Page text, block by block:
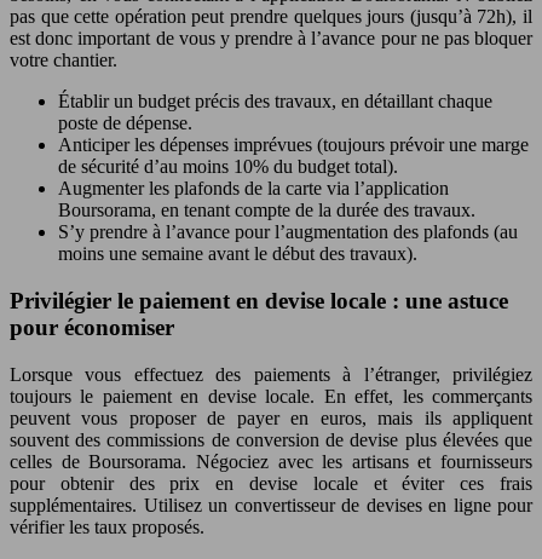
pas que cette opération peut prendre quelques jours (jusqu’à 72h), il
est donc important de vous y prendre à l’avance pour ne pas bloquer
votre chantier.
Établir un budget précis des travaux, en détaillant chaque
poste de dépense.
Anticiper les dépenses imprévues (toujours prévoir une marge
de sécurité d’au moins 10% du budget total).
Augmenter les plafonds de la carte via l’application
Boursorama, en tenant compte de la durée des travaux.
S’y prendre à l’avance pour l’augmentation des plafonds (au
moins une semaine avant le début des travaux).
Privilégier le paiement en devise locale : une astuce
pour économiser
Lorsque vous effectuez des paiements à l’étranger, privilégiez
toujours le paiement en devise locale. En effet, les commerçants
peuvent vous proposer de payer en euros, mais ils appliquent
souvent des commissions de conversion de devise plus élevées que
celles de Boursorama. Négociez avec les artisans et fournisseurs
pour obtenir des prix en devise locale et éviter ces frais
supplémentaires. Utilisez un convertisseur de devises en ligne pour
vérifier les taux proposés.